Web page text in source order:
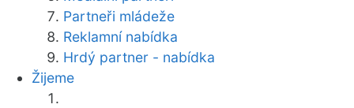
Partneři mládeže
Reklamní nabídka
Hrdý partner - nabídka
Žijeme